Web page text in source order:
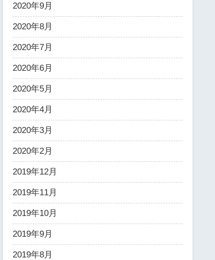
2020年9月
2020年8月
2020年7月
2020年6月
2020年5月
2020年4月
2020年3月
2020年2月
2019年12月
2019年11月
2019年10月
2019年9月
2019年8月